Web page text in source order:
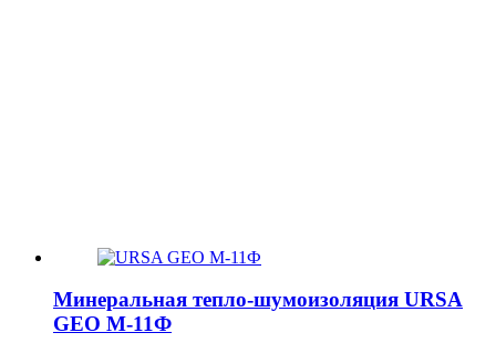
Минеральная тепло-шумоизоляция URSA
GEO М-11Ф